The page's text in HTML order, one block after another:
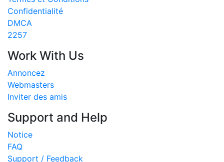
Confidentialité
DMCA
2257
Work With Us
Annoncez
Webmasters
Inviter des amis
Support and Help
Notice
FAQ
Support / Feedback